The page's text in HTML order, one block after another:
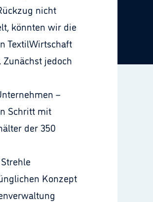
nicht
könnten wir die
TextilWirtschaft
jedoch
–
Schritt mit
der 350
Konzept